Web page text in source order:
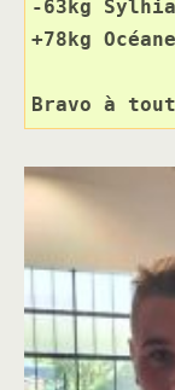
-63kg Sylhia
+78kg Océane
Bravo à